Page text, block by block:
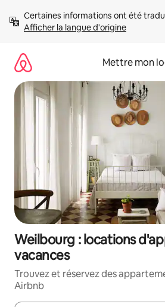
directement
Afficher la langue d'origine
Mettre mon
Weilbourg : locations
vacances
Trouvez et réservez des
Airbnb